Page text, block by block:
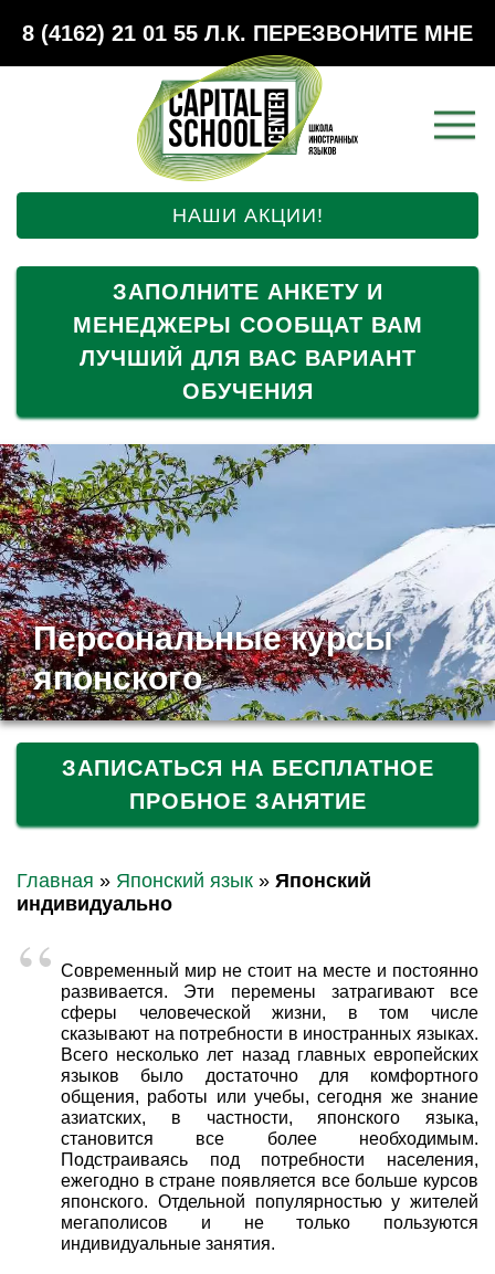
8 (4162) 21 01 55 Л.К. ПЕРЕЗВОНИТЕ МНЕ
НАШИ АКЦИИ!
ЗАПОЛНИТЕ АНКЕТУ И
МЕНЕДЖЕРЫ СООБЩАТ ВАМ
ЛУЧШИЙ ДЛЯ ВАС ВАРИАНТ
ОБУЧЕНИЯ
Персональные курсы
японского
ЗАПИСАТЬСЯ НА БЕСПЛАТНОЕ
ПРОБНОЕ ЗАНЯТИЕ
Главная » Японский язык » Японский
индивидуально
Современный мир не стоит на месте и постоянно
развивается. Эти перемены затрагивают все
сферы человеческой жизни, в том числе
сказывают на потребности в иностранных языках.
Всего несколько лет назад главных европейских
языков было достаточно для комфортного
общения, работы или учебы, сегодня же знание
азиатских, в частности, японского языка,
становится все более необходимым.
Подстраиваясь под потребности населения,
ежегодно в стране появляется все больше курсов
японского. Отдельной популярностью у жителей
мегаполисов и не только пользуются
индивидуальные занятия.